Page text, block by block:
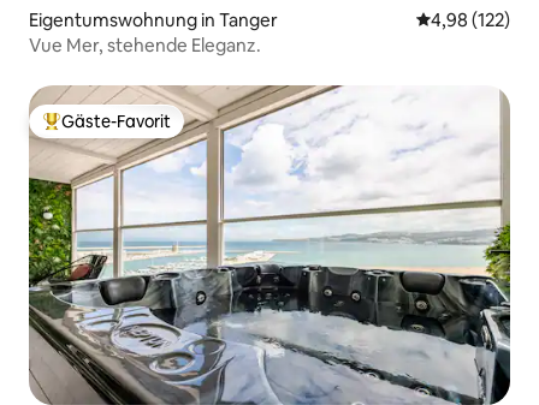
Eigentumswohnung in Tanger
4,98 (122)
Vue Mer, stehende Eleganz.
Beliebter Gäste-Favorit.
Gäste-Favorit